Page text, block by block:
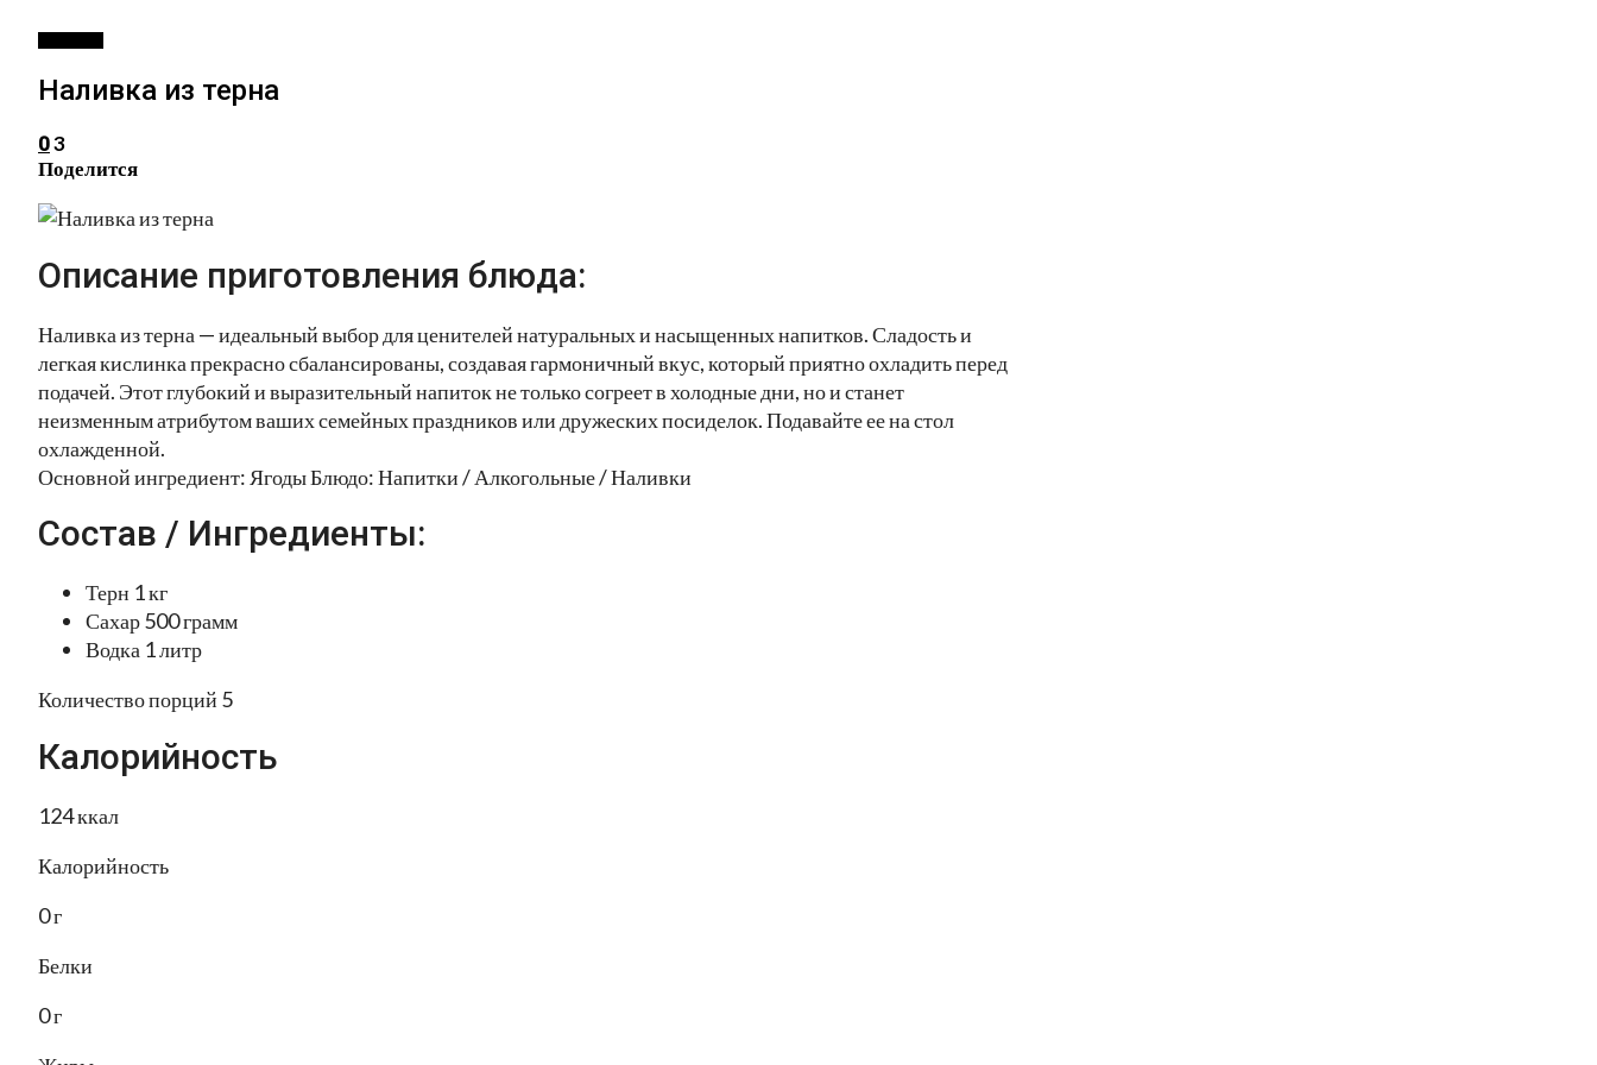
Наливка из терна
03
Поделится
Описание приготовления блюда:
Наливка из терна — идеальный выбор для ценителей натуральных и насыщенных напитков. Сладость и
легкая кислинка прекрасно сбалансированы, создавая гармоничный вкус, который приятно охладить перед
подачей. Этот глубокий и выразительный напиток не только согреет в холодные дни, но и станет
неизменным атрибутом ваших семейных праздников или дружеских посиделок. Подавайте ее на стол
охлажденной.
Основной ингредиент: Ягоды Блюдо: Напитки / Алкогольные / Наливки
Состав / Ингредиенты:
Терн 1 кг
Сахар 500 грамм
Водка 1 литр
Количество порций 5
Калорийность
124 ккал
Калорийность
0 г
Белки
0 г